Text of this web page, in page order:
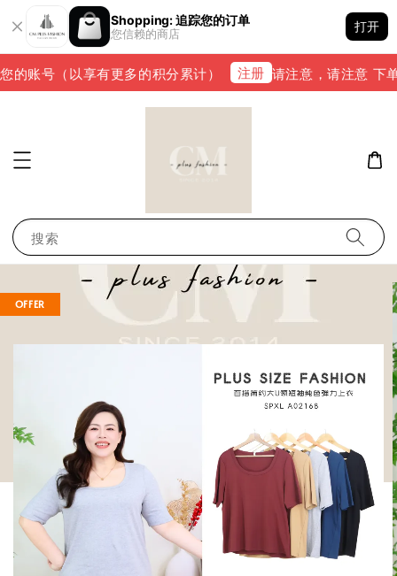
Shopping: 追踪您的订单
您信赖的商店
打开
账号（以享有更多的积分累计） 注册 请注意，请注意 下
搜索
OFFER